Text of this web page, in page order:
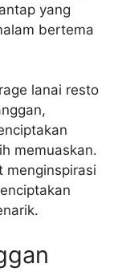
yang
bertema
lanai resto
memuaskan.
menginspirasi